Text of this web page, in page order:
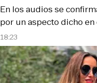
18:23
En los audios se
por un aspecto dicho